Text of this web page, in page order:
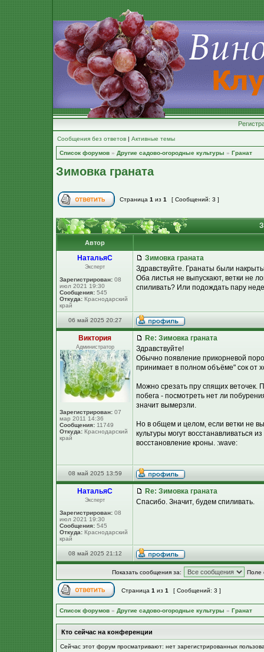
Сообщения без ответов | Активные темы
Список форумов » Другие садово-огородные культуры » Гранат
Зимовка граната
Страница 1 из 1 [ Сообщений: 3 ]
Автор
НатальяС
Эксперт
Зарегистрирован: 08
июл 2021 19:30
Сообщения: 545
Откуда: Краснодарский
край
Зимовка граната
Здравствуйте. Гранаты были
Оба листья не выпускают, ветки не
спиливать? Или подождать пару
06 май 2025 20:27
Виктория
Администратор
Зарегистрирован: 07
мар 2011 14:36
Сообщения: 11749
Откуда: Краснодарский
край
Re: Зимовка граната
Здравствуйте!
Обычно появление прикорневой
принимает в полном объёме" сок от
Можно срезать пру спящих веточек.
побега - посмотреть нет ли
значит вымерзли.
Но в общем и целом, если ветки не
культуры могут восстанавливаться
восстановление кроны. :wave:
08 май 2025 13:59
НатальяС
Эксперт
Зарегистрирован: 08
июл 2021 19:30
Сообщения: 545
Откуда: Краснодарский
край
Re: Зимовка граната
Спасибо. Значит, будем спиливать.
08 май 2025 21:12
Показать сообщения за: Поле
Страница 1 из 1 [ Сообщений: 3 ]
Список форумов » Другие садово-огородные культуры » Гранат
Кто сейчас на конференции
Сейчас этот форум просматривают: нет зарегистрированных